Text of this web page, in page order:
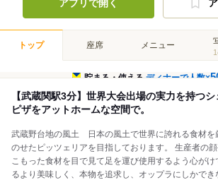
アプリで開く
トップ 座席 メニュー
貯まる・使えるディナーで人数×
【武蔵関駅3分】世界大会出場の実力を持つ
ピザをアットホームな空間で。
武蔵野台地の風土 日本の風土で世界に誇れる食材を
のせたピッツェリアを目指しております。 生産者の
こもった食材を目で見て足を運び使用するよう心が
るより美味しく、本物を追求し、オップラにしかで